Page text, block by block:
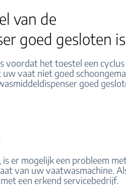
van de
goed gesloten is
voordat het toestel een
vaat niet goed
goed
er mogelijk een probleem
van uw vaatwasmachine.
een erkend servicebedrijf.